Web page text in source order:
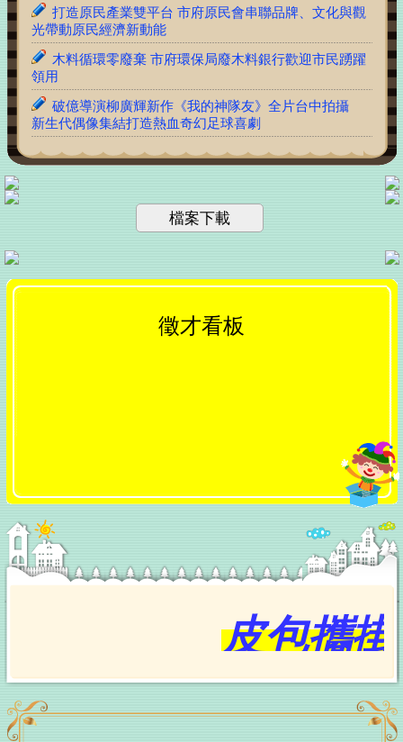
打造原民產業雙平台 市府原民會串聯品牌、文化與觀
光帶動原民經濟新動能
木料循環零廢棄 市府環保局廢木料銀行歡迎市民踴躍
領用
破億導演柳廣輝新作《我的神隊友》全片台中拍攝
新生代偶像集結打造熱血奇幻足球喜劇
台美青年樂手同台共演！跨國並肩彩排激盪爵士新火
花 展現台中爵士人才培育成果
台中鍋烤節五大組別暫居第一名店揭曉 經發局長張
中捷南屯站土地開發共構大樓開工動土！公私協力打
烏日區旭日國小校舍動工 盧秀燕任內第10所新校開
打造有感城市 鄭鄭照新副市長受邀出席「2026天下城
市高峰論壇」分享幸福永續治理成果
慈濟五夠力智啟長照新時代 翻轉銀髮共創再青春
美東四州政治領袖拜會市府 鄭照新副市長盼深化智慧
歡慶父親節！《台中通TCPASS》APP 攜手在地名店端
市府地稅局超暖心！主動通知身障家庭免牌照稅 每年
檔案下載
徵才看板
皮包攜